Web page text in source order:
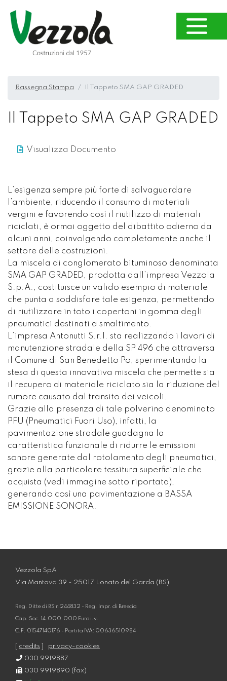
Rassegna Stampa Il Tappeto SMA GAP GRADED
Il Tappeto SMA GAP GRADED
Visualizza Documento
L’esigenza sempre più forte di salvaguardare
l’ambiente, riducendo il consumo di materiali
vergini e favorendo così il riutilizzo di materiali
riciclati, è ormai oggetto del dibattito odierno da
alcuni anni, coinvolgendo completamente anche il
settore delle costruzioni.
La miscela di conglomerato bituminoso denominata
SMA GAP GRADED, prodotta dall’impresa Vezzola
S.p.A., costituisce un valido esempio di materiale
che punta a soddisfare tale esigenza, permettendo
di riutilizzare in toto i copertoni in gomma degli
pneumatici destinati a smaltimento.
L’impresa Antonutti S.r.l. sta realizzando i lavori di
manutenzione stradale della SP 496 che attraversa
il Comune di San Benedetto Po, sperimentando la
stesa di questa innovativa miscela che permette sia
il recupero di materiale riciclato sia la riduzione del
rumore causato dal transito dei veicoli.
Grazie alla presenza di tale polverino denominato
PFU (Pneumatici Fuori Uso), infatti, la
pavimentazione stradale guadagna la
caratteristica funzionale di ridurre le emissioni
sonore generate dal rotolamento degli pneumatici,
grazie alla particolare tessitura superficiale che
acquista (vedi immagine sotto riportata),
generando così una pavimentazione a BASSA
EMISSIONE SONORA.
Vezzola SpA
Via Mantova 39 - 25017 Lonato del Garda (BS)
Reg. Ditte di BS n 244832 - Reg. Impr. di Brescia
Cap. Soc. 14.000.000 Euro i.v.
C.F. 01547140176 - Partita IVA: 00636510984
credits
privacy-cookies
030 9919887
030 9919890 (fax)